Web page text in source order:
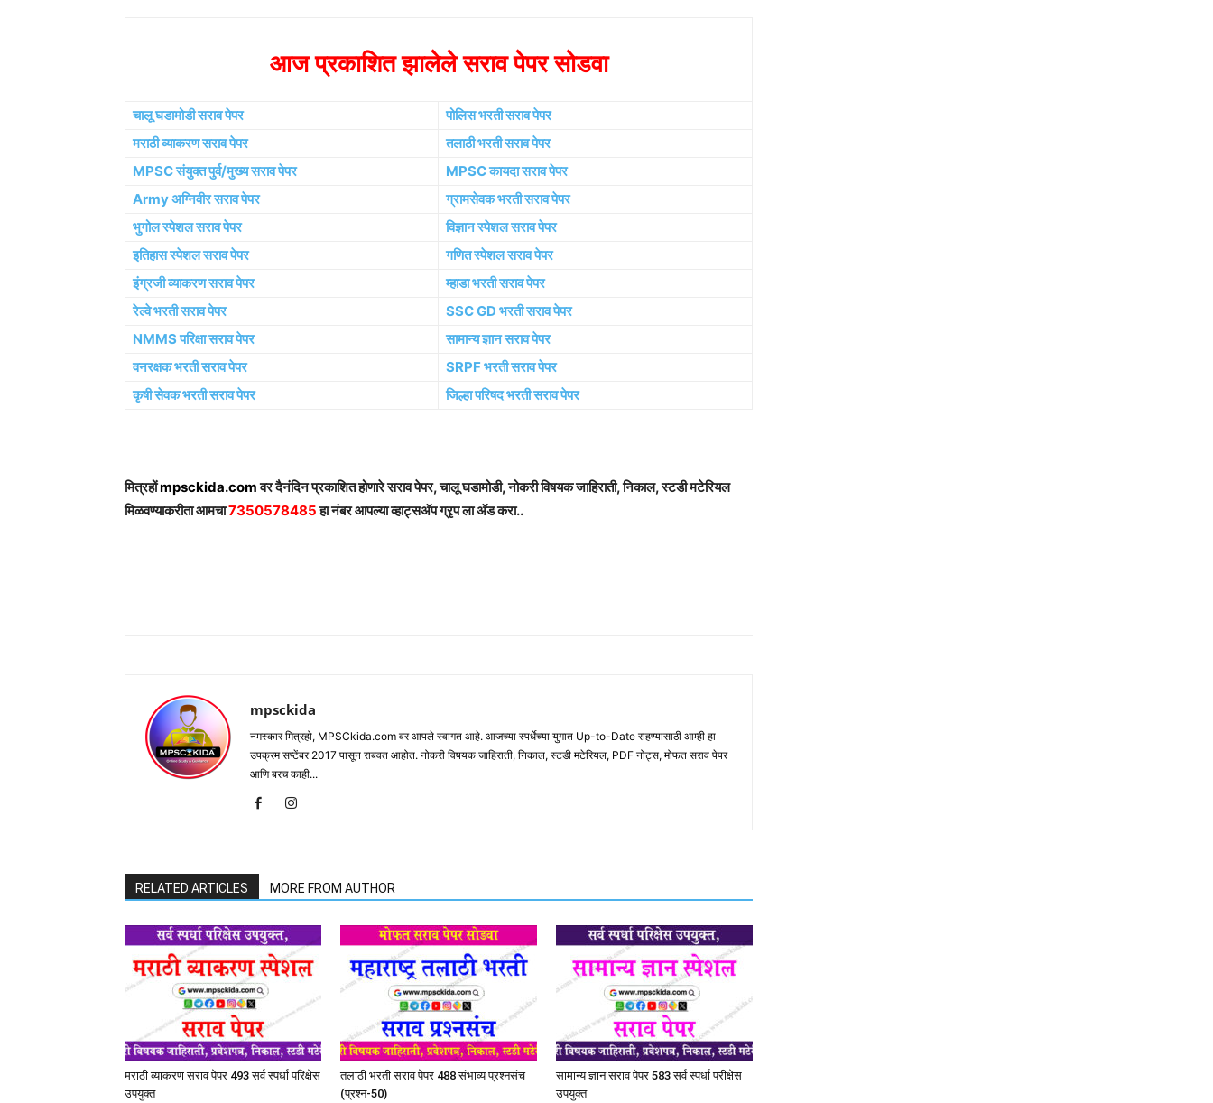
आज प्रकाशित झालेले सराव पेपर सोडवा
चालू घडामोडी सराव पेपर
पोलिस भरती सराव पेपर
मराठी व्याकरण सराव पेपर
तलाठी भरती सराव पेपर
MPSC संयुक्त पुर्व/मुख्य सराव पेपर
MPSC कायदा सराव पेपर
Army अग्निवीर सराव पेपर
ग्रामसेवक भरती सराव पेपर
भुगोल स्पेशल सराव पेपर
विज्ञान स्पेशल सराव पेपर
इतिहास स्पेशल सराव पेपर
गणित स्पेशल सराव पेपर
इंग्रजी व्याकरण सराव पेपर
म्हाडा भरती सराव पेपर
रेल्वे भरती सराव पेपर
SSC GD भरती सराव पेपर
NMMS परिक्षा सराव पेपर
सामान्य ज्ञान सराव पेपर
वनरक्षक भरती सराव पेपर
SRPF भरती सराव पेपर
कृषी सेवक भरती सराव पेपर
जिल्हा परिषद भरती सराव पेपर
मित्रहोंmpsckida.comवर दैनंदिन प्रकाशित होणारे सराव पेपर, चालू घडामोडी, नोकरी विषयक जाहिराती, निकाल, स्टडी मटेरियल
मिळवण्याकरीता आमचा7350578485हा नंबर आपल्या व्हाट्सअ‍ॅप ग्रृप ला अ‍ॅड करा..
mpsckida
नमस्कार मित्रहो, MPSCkida.com वर आपले स्वागत आहे. आजच्या स्पर्धेच्या युगात Up-to-Date राहण्यासाठी आम्ही हा
उपक्रम सप्टेंबर 2017 पासून राबवत आहोत. नोकरी विषयक जाहिराती, निकाल, स्टडी मटेरियल, PDF नोट्स, मोफत सराव पेपर
आणि बरच काही...
RELATED ARTICLES MORE FROM AUTHOR
मराठी व्याकरण सराव पेपर 493 सर्व स्पर्धा परिक्षेस
उपयुक्त
तलाठी भरती सराव पेपर 488 संभाव्य प्रश्नसंच
(प्रश्न-50)
सामान्य ज्ञान सराव पेपर 583 सर्व स्पर्धा परीक्षेस
उपयुक्त